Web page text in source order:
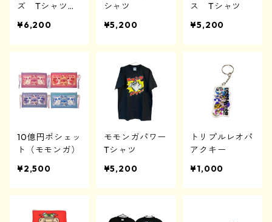
ズ Tシャツ
¥6,200
シャツ
¥5,200
ス Tシャツ
¥5,200
10億円ポシェッ
ト（モモンガ）
¥2,500
モモンガパワー
Tシャツ
¥5,200
トリプルレオパ
アクキー
¥1,000